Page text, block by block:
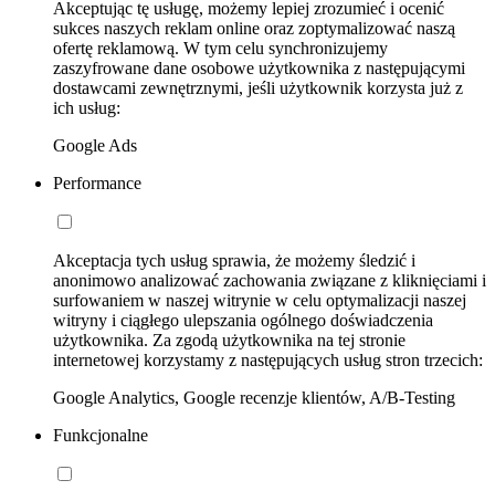
Akceptując tę usługę, możemy lepiej zrozumieć i ocenić
sukces naszych reklam online oraz zoptymalizować naszą
ofertę reklamową. W tym celu synchronizujemy
zaszyfrowane dane osobowe użytkownika z następującymi
dostawcami zewnętrznymi, jeśli użytkownik korzysta już z
ich usług:
Google Ads
Performance
Akceptacja tych usług sprawia, że możemy śledzić i
anonimowo analizować zachowania związane z kliknięciami i
surfowaniem w naszej witrynie w celu optymalizacji naszej
witryny i ciągłego ulepszania ogólnego doświadczenia
użytkownika. Za zgodą użytkownika na tej stronie
internetowej korzystamy z następujących usług stron trzecich:
Google Analytics, Google recenzje klientów, A/B-Testing
Funkcjonalne